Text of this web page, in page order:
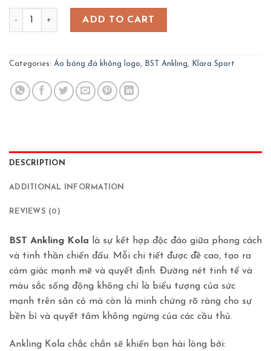
Bộ Quần Áo Bóng Đá Ankling KOLA – Vàng quantity
ADD TO CART
Categories: Áo bóng đá không logo, BST Ankling, Klara Sport
DESCRIPTION
ADDITIONAL INFORMATION
REVIEWS (0)
BST Ankling Kola là sự kết hợp độc đáo giữa phong cách
và tinh thần chiến đấu. Mỗi chi tiết được đề cao, tạo ra
cảm giác mạnh mẽ và quyết định. Đường nét tinh tế và
màu sắc sống động không chỉ là biểu tượng của sức
mạnh trên sân cỏ mà còn là minh chứng rõ ràng cho sự
bền bỉ và quyết tâm không ngừng của các cầu thủ.
Ankling Kola chắc chắn sẽ khiến bạn hài lòng bởi: